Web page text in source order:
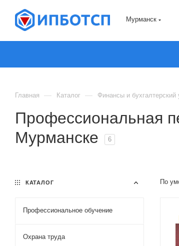
Мурманск
Главная — Каталог — Финансы и
Профессиональная
Мурманске
6
По
КАТАЛОГ
Профессиональное обучение
Охрана труда